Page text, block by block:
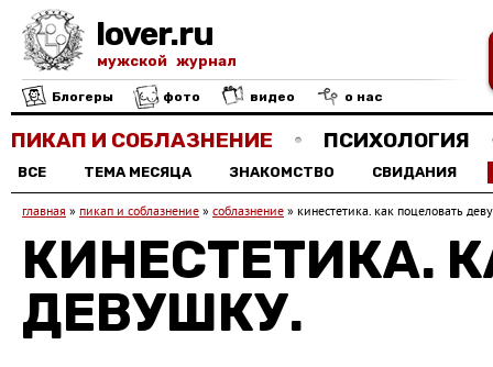
lover.ru
мужской журнал
Блогеры фото видео о нас
ПИКАП И СОБЛАЗНЕНИЕ ПСИХОЛОГИЯ
ВСЕ ТЕМА МЕСЯЦА ЗНАКОМСТВО СВИДАНИЯ
главная » пикап и соблазнение » соблазнение » кинестетика. как поцеловать
КИНЕСТЕТИКА.
ДЕВУШКУ.